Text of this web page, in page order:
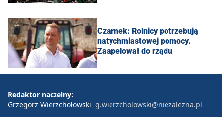
Czarnek: Rolnicy potrzebują
natychmiastowej pomocy.
Zaapelował do rządu
Redaktor naczelny:
Grzegorz Wierzchołowski g.wierzcholowski@niezalezna.pl